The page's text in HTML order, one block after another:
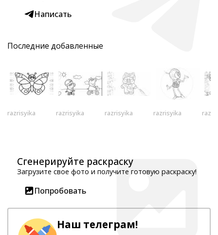
Написать
Последние добавленные
razrisyika razrisyika razrisyika razrisyika
Сгенерируйте раскраску
Загрузите свое фото и получите готовую раскраску!
Попробовать
Наш телеграм!